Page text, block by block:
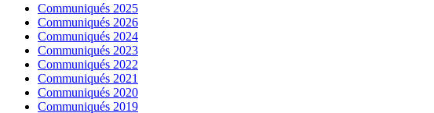
Communiqués 2025
Communiqués 2026
Communiqués 2024
Communiqués 2023
Communiqués 2022
Communiqués 2021
Communiqués 2020
Communiqués 2019